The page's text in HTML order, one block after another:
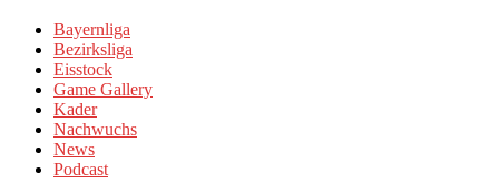
Bayernliga
Bezirksliga
Eisstock
Game Gallery
Kader
Nachwuchs
News
Podcast